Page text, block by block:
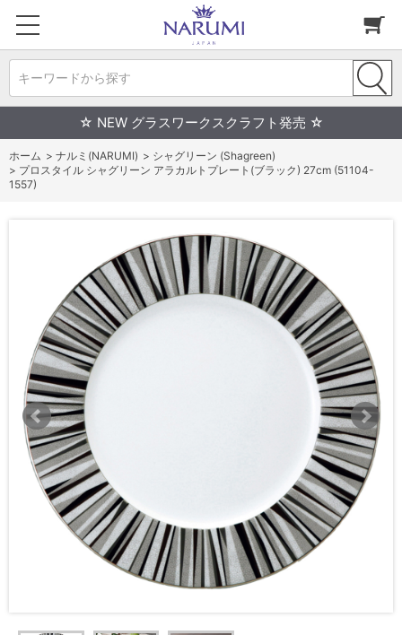
キーワードから探す
☆ NEW グラスワークスクラフト発売 ☆
ホーム > ナルミ(NARUMI) > シャグリーン (Shagreen)
> プロスタイル シャグリーン アラカルトプレート(ブラック) 27cm (51104-
1557)